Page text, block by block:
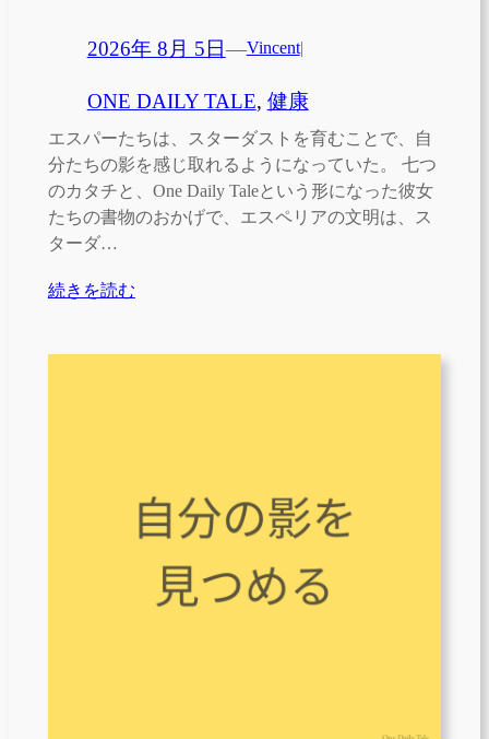
2026年 8月 5日—Vincent|
ONE DAILY TALE, 健康
エスパーたちは、スターダストを育むことで、自
分たちの影を感じ取れるようになっていた。 七つ
のカタチと、One Daily Taleという形になった彼女
たちの書物のおかげで、エスペリアの文明は、ス
ターダ…
続きを読む